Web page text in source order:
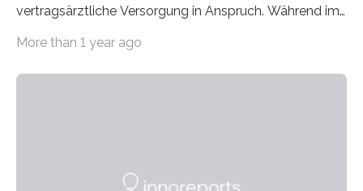
vertragsärztliche Versorgung in Anspruch. Während im
More than 1 year ago